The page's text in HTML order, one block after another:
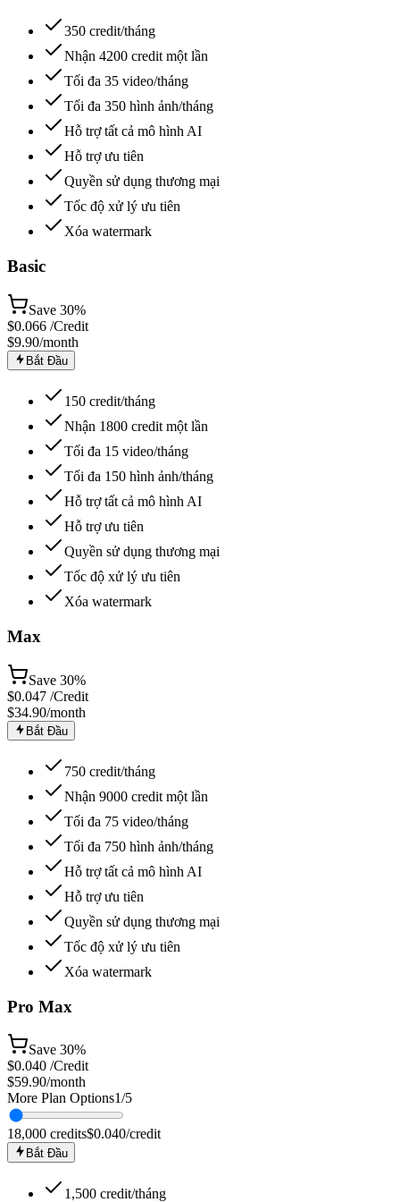
350 credit/tháng
Nhận 4200 credit một lần
Tối đa 35 video/tháng
Tối đa 350 hình ảnh/tháng
Hỗ trợ tất cả mô hình AI
Hỗ trợ ưu tiên
Quyền sử dụng thương mại
Tốc độ xử lý ưu tiên
Xóa watermark
Basic
Save 30%
$0.066 /Credit
$9.90/month
Bắt Đầu
150 credit/tháng
Nhận 1800 credit một lần
Tối đa 15 video/tháng
Tối đa 150 hình ảnh/tháng
Hỗ trợ tất cả mô hình AI
Hỗ trợ ưu tiên
Quyền sử dụng thương mại
Tốc độ xử lý ưu tiên
Xóa watermark
Max
Save 30%
$0.047 /Credit
$34.90/month
Bắt Đầu
750 credit/tháng
Nhận 9000 credit một lần
Tối đa 75 video/tháng
Tối đa 750 hình ảnh/tháng
Hỗ trợ tất cả mô hình AI
Hỗ trợ ưu tiên
Quyền sử dụng thương mại
Tốc độ xử lý ưu tiên
Xóa watermark
Pro Max
Save 30%
$0.040 /Credit
$59.90/month
More Plan Options1/5
18,000 credits$0.040/credit
Bắt Đầu
1,500 credit/tháng